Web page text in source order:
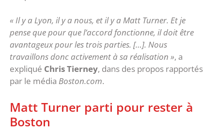
« Il y a Lyon, il y a nous, et il y a Matt Turner. Et je
pense que pour que l’accord fonctionne, il doit être
avantageux pour les trois parties. […]. Nous
travaillons donc activement à sa réalisation », a
expliqué Chris Tierney, dans des propos rapportés
par le média Boston.com.
Matt Turner parti pour rester à
Boston